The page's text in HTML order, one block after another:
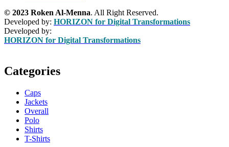
© 2023 Roken Al-Menna. All Right Reserved.
Developed by: HORIZON for Digital Transformations
Developed by:
HORIZON for Digital Transformations
Categories
Caps
Jackets
Overall
Polo
Shirts
T-Shirts